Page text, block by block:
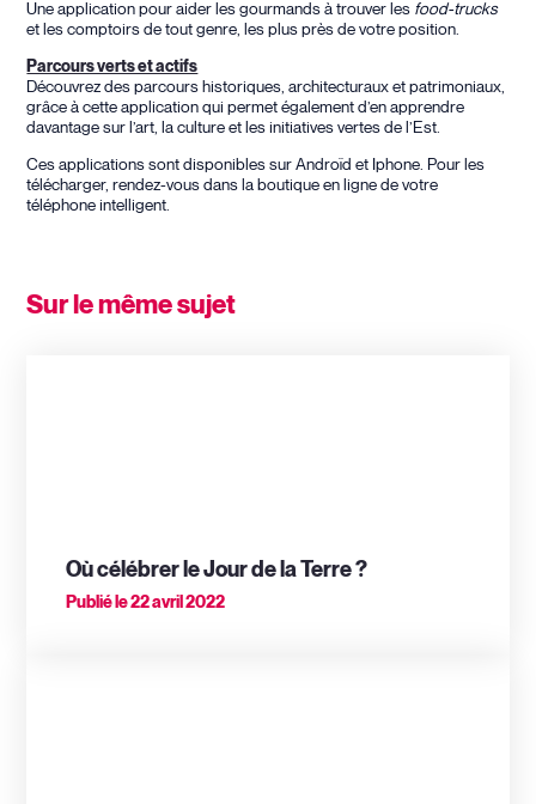
Une application pour aider les gourmands à trouver les food-trucks
et les comptoirs de tout genre, les plus près de votre position.
Parcours verts et actifs
Découvrez des parcours historiques, architecturaux et patrimoniaux,
grâce à cette application qui permet également d’en apprendre
davantage sur l’art, la culture et les initiatives vertes de l’Est.
Ces applications sont disponibles sur Androïd et Iphone. Pour les
télécharger, rendez-vous dans la boutique en ligne de votre
téléphone intelligent.
Sur le même sujet
Où célébrer le Jour de la Terre ?
Publié le22 avril 2022